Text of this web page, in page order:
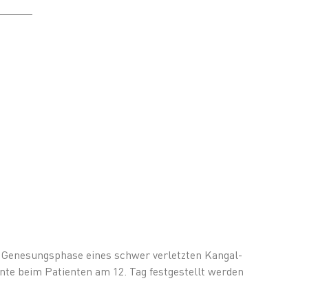
eines schwer verletzten Kangal-
beim Patienten am 12. Tag festgestellt werden